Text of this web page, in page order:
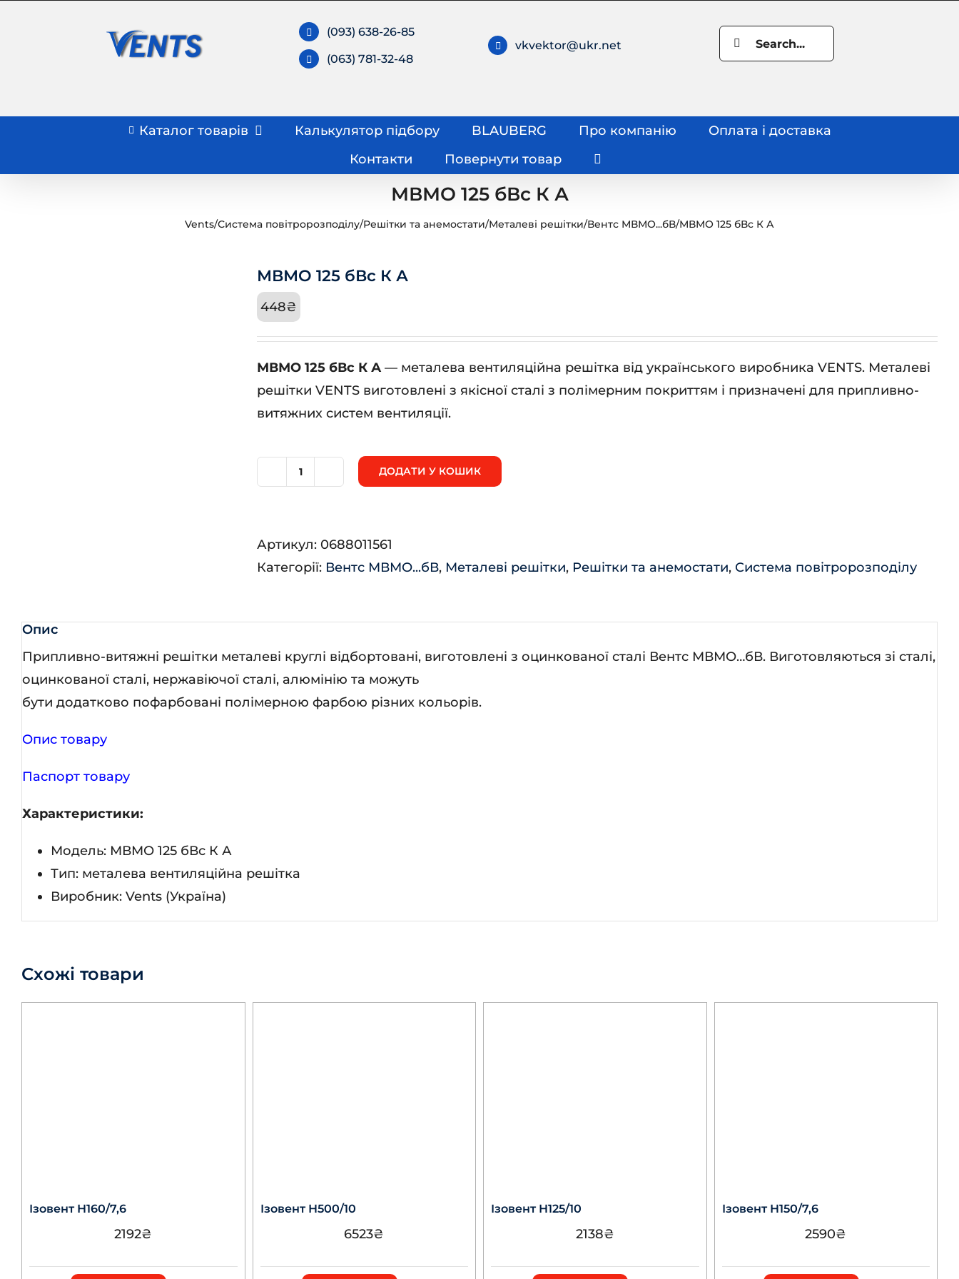
(093) 638-26-85
(063) 781-32-48
vkvektor@ukr.net
Search
for:
Каталог товарів Калькулятор підбору BLAUBERG Про компанію
Оплата і доставка
Контакти
Повернути товар
МВМО 125 бВс К А
Vents/Система повітророзподілу/Решітки та анемостати/Металеві решітки/Вентс МВМО...бВ/МВМО 125 бВс К А
МВМО 125 бВс К А
448₴
МВМО 125 бВс К А — металева вентиляційна решітка від українського виробника VENTS. Металеві
решітки VENTS виготовлені з якісної сталі з полімерним покриттям і призначені для припливно-
витяжних систем вентиляції.
МВМО
К
А
ДОДАТИ У КОШИК
Артикул: 0688011561
Категорії: Вентс МВМО...бВ, Металеві решітки, Решітки та анемостати, Система повітророзподілу
Опис
Припливно-витяжні решітки металеві круглі відбортовані, виготовлені з оцинкованої сталі Вентс МВМО…бВ. Виготовляються зі сталі,
оцинкованої сталі, нержавіючої сталі, алюмінію та можуть
бути додатково пофарбовані полімерною фарбою різних кольорів.
Опис товару
Паспорт товару
Характеристики:
Модель: МВМО 125 бВс К А
Тип: металева вентиляційна решітка
Виробник: Vents (Україна)
Схожі товари
Ізовент Н160/7,6
2192₴
Ізовент Н500/10
6523₴
Ізовент Н125/10
2138₴
Ізовент Н150/7,6
2590₴